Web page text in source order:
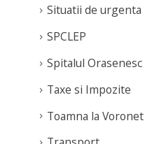
Situatii de urgenta
SPCLEP
Spitalul Orasenesc
Taxe si Impozite
Toamna la Voronet